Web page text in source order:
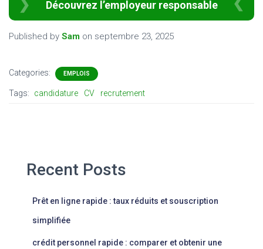
Découvrez l’employeur responsable
Published by Sam on septembre 23, 2025
Categories: EMPLOIS
Tags: candidature CV recrutement
Recent Posts
Prêt en ligne rapide : taux réduits et souscription
simplifiée
crédit personnel rapide : comparer et obtenir une